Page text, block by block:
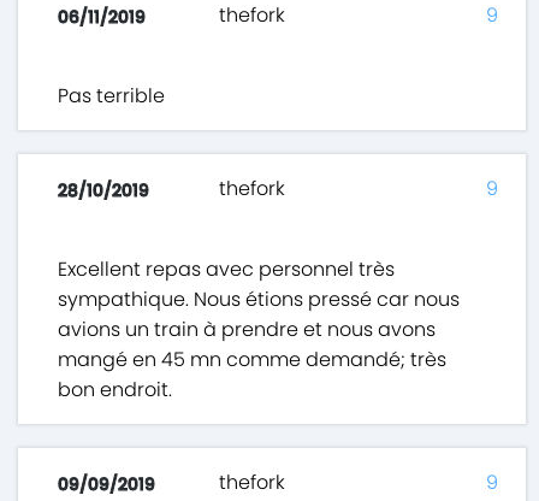
06/11/2019 thefork
Pas terrible
9
28/10/2019 thefork
Excellent repas avec personnel très
sympathique. Nous étions pressé car nous
avions un train à prendre et nous avons
mangé en 45 mn comme demandé; très
bon endroit.
9
09/09/2019 thefork 9